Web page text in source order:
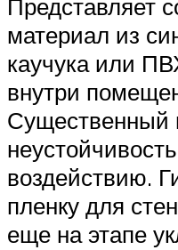
Представляет
материал из
каучука или
внутри
Существенный
воздействию.
пленку для
еще на этапе